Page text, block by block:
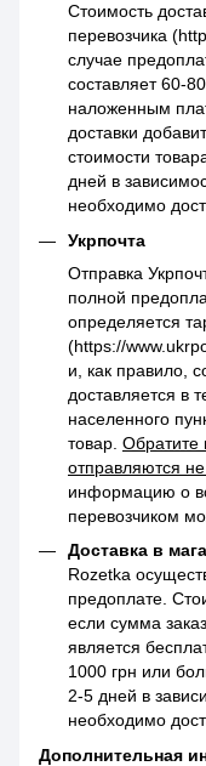
Стоимость
перевозчика
случае
составляет 60-
наложенным
доставки
стоимости
дней в
необходимо
Укрпочта
Отправка
полной
определяется
(https://
и, как правило,
доставляется в
населенного
товар. Обратите
отправляются
информацию о
перевозчиком
Доставка в
Rozetka
предоплате.
если сумма
является
1000 грн или
2-5 дней в
необходимо
Дополнительная